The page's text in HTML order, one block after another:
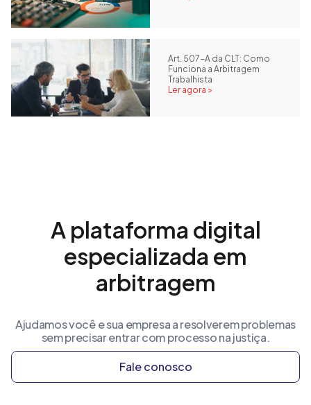
Art. 507-A da CLT: Como
Funciona a Arbitragem
Trabalhista
Ler agora >
A plataforma digital
especializada em
arbitragem
Ajudamos você e sua empresa a resolverem problemas
sem precisar entrar com processo na justiça.
Fale conosco